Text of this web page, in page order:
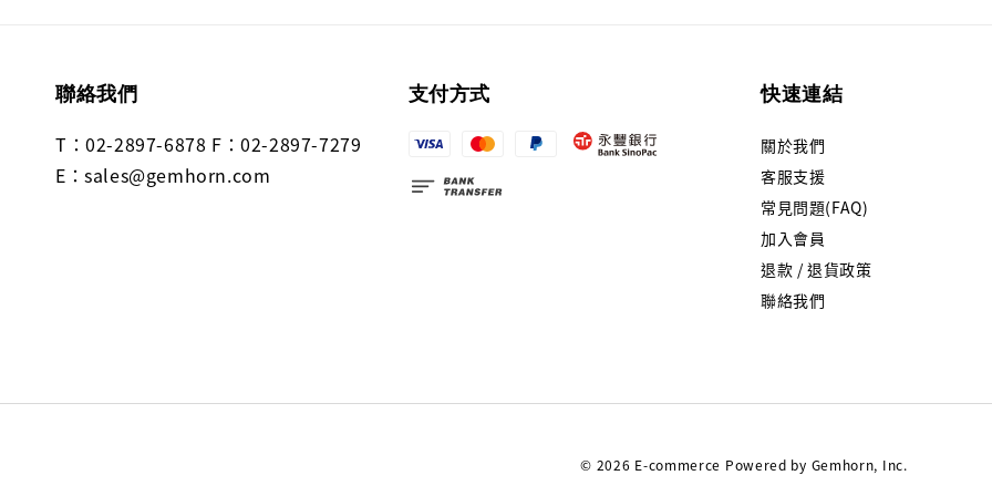
聯絡我們
T：02-2897-6878 F：02-2897-7279
E：sales@gemhorn.com
支付方式 快速連結
關於我們
客服支援
常見問題(FAQ)
加入會員
退款 / 退貨政策
聯絡我們
© 2026 E-commerce Powered by Gemhorn, Inc.